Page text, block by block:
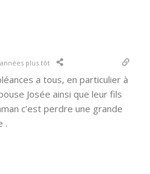
plus tôt
a tous, en particulier à
Josée ainsi que leur fils
c’est perdre une grande
.